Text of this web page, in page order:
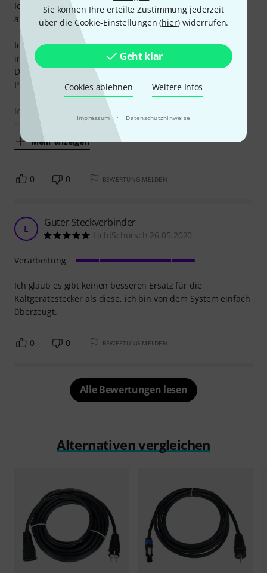
Sie können Ihre erteilte Zustimmung jederzeit
über die Cookie-Einstellungen (hier) widerrufen.
Geht klar
Cookies ablehnen Weitere Infos
Impressum · Datenschutzhinweise
Ich nutze das Kabel für meine Cameo Flat Pro 7, welche ich
an einem Stativ hängen habe.
Ich fand es immer total lästig mit Verlängerungskabeln
irgendwie aufs Stativ zu kommen.
Deshalb dieses Kabel bestellt. Die Verarbeitung ist für den
Preis super!
Ich bin mit dem Stativ jetzt sehr flexibel, da die Kabellänge
so gut wie immer ausreichend
Mehr anzeigen
0 0 BEWERTUNG MELDEN
L Guter Steckverbinder
LichtSchorsch 26.05.2020
Ich glaub es gibt keinen besseren Ersatz für die
Kaltgerätestecker als diese, ich bin von dem System einfach
überzeugt.
Verarbeitung
0 0 BEWERTUNG MELDEN
Alle Bewertungen lesen
Alternativen vergleichen